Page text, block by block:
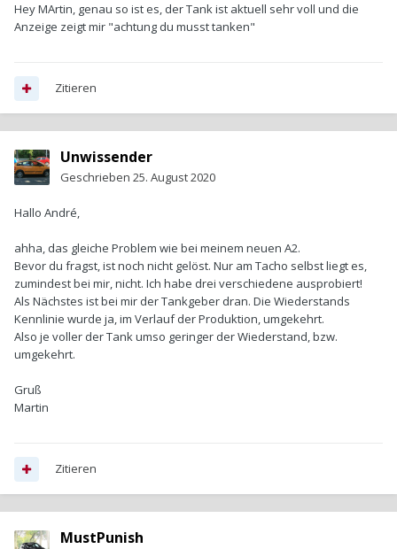
Hey MArtin, genau so ist es, der Tank ist aktuell sehr voll und die
Anzeige zeigt mir "achtung du musst tanken"
Zitieren
Unwissender
Geschrieben 25. August 2020
Hallo André,
ahha, das gleiche Problem wie bei meinem neuen A2.
Bevor du fragst, ist noch nicht gelöst. Nur am Tacho selbst liegt es,
zumindest bei mir, nicht. Ich habe drei verschiedene ausprobiert!
Als Nächstes ist bei mir der Tankgeber dran. Die Wiederstands
Kennlinie wurde ja, im Verlauf der Produktion, umgekehrt.
Also je voller der Tank umso geringer der Wiederstand, bzw.
umgekehrt.
Gruß
Martin
Zitieren
MustPunish